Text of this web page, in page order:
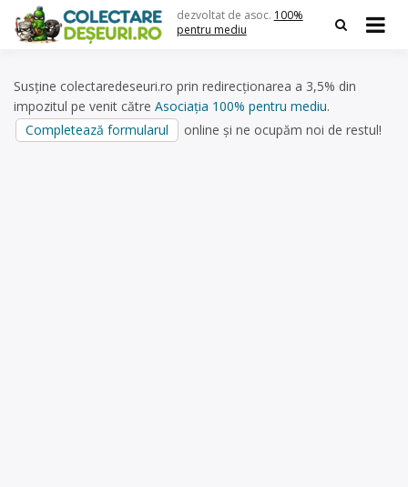
content
dezvoltat de asoc. 100%
pentru mediu
Susține colectaredeseuri.ro prin redirecționarea a 3,5% din
impozitul pe venit către Asociația 100% pentru mediu.
Completează formularul
online și ne ocupăm noi de restul!